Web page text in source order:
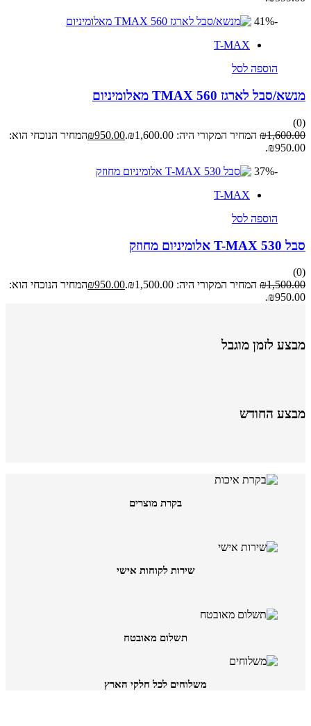
-41%
T-MAX
הוספה לסל
מנשא/סבל לארגז TMAX 560 מאלומיניום
(0)
₪1,600.00 המחיר המקורי היה: ₪1,600.00. ₪950.00
המחיר הנוכחי הוא:
₪950.00.
-37%
T-MAX
הוספה לסל
סבל T-MAX 530 אלומיניום מחוזק
(0)
₪1,500.00 המחיר המקורי היה: ₪1,500.00. ₪950.00
המחיר הנוכחי הוא:
₪950.00.
מבצע לזמן מוגבל
מבצע החודש
בקרת מוצרים
שירות לקוחות אישי
תשלום מאובטח
משלוחים לכל חלקי הארץ